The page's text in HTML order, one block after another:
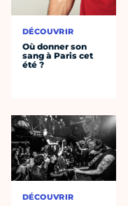
DÉCOUVRIR
Où donner son
sang à Paris cet
été ?
DÉCOUVRIR